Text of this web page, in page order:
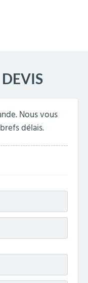
Nous vous
délais.